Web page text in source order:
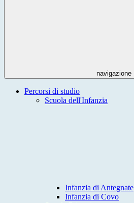
navigazione
Percorsi di studio
Scuola dell'Infanzia
Infanzia di Antegnate
Infanzia di Covo